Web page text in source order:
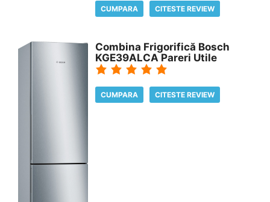
CUMPARA CITESTE REVIEW
Combina Frigorifică Bosch
KGE39ALCA Pareri Utile
CUMPARA CITESTE REVIEW